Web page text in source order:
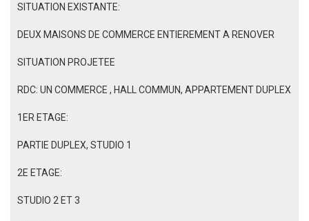
SITUATION EXISTANTE:
DEUX MAISONS DE COMMERCE ENTIEREMENT A RENOVER
SITUATION PROJETEE
RDC: UN COMMERCE , HALL COMMUN, APPARTEMENT DUPLEX
1ER ETAGE:
PARTIE DUPLEX, STUDIO 1
2E ETAGE:
STUDIO 2 ET 3